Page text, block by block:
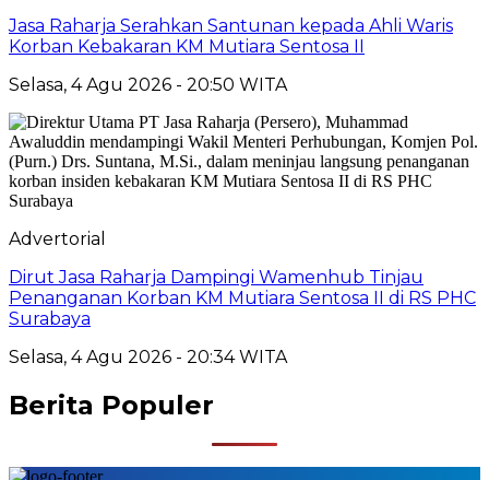
Jasa Raharja Serahkan Santunan kepada Ahli Waris
Korban Kebakaran KM Mutiara Sentosa II
Selasa, 4 Agu 2026 - 20:50 WITA
Advertorial
Dirut Jasa Raharja Dampingi Wamenhub Tinjau
Penanganan Korban KM Mutiara Sentosa II di RS PHC
Surabaya
Selasa, 4 Agu 2026 - 20:34 WITA
Berita Populer